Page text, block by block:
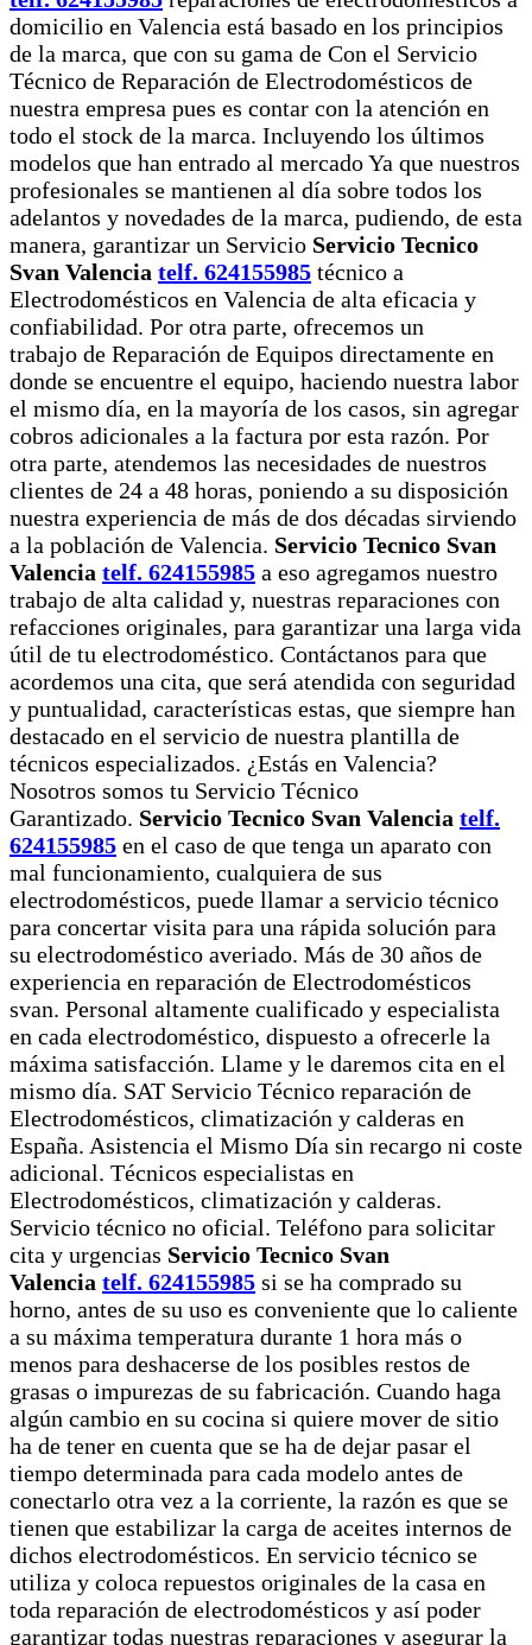
domicilio en Valencia está basado en los principios
de la marca, que con su gama de Con el Servicio
Técnico de Reparación de Electrodomésticos de
nuestra empresa pues es contar con la atención en
todo el stock de la marca. Incluyendo los últimos
modelos que han entrado al mercado Ya que nuestros
profesionales se mantienen al día sobre todos los
adelantos y novedades de la marca, pudiendo, de esta
manera, garantizar un Servicio Servicio Tecnico
Svan Valencia telf. 624155985 técnico a
Electrodomésticos en Valencia de alta eficacia y
confiabilidad. Por otra parte, ofrecemos un
trabajo de Reparación de Equipos directamente en
donde se encuentre el equipo, haciendo nuestra labor
el mismo día, en la mayoría de los casos, sin agregar
cobros adicionales a la factura por esta razón. Por
otra parte, atendemos las necesidades de nuestros
clientes de 24 a 48 horas, poniendo a su disposición
nuestra experiencia de más de dos décadas sirviendo
a la población de Valencia. Servicio Tecnico Svan
Valencia telf. 624155985 a eso agregamos nuestro
trabajo de alta calidad y, nuestras reparaciones con
refacciones originales, para garantizar una larga vida
útil de tu electrodoméstico. Contáctanos para que
acordemos una cita, que será atendida con seguridad
y puntualidad, características estas, que siempre han
destacado en el servicio de nuestra plantilla de
técnicos especializados. ¿Estás en Valencia?
Nosotros somos tu Servicio Técnico
Garantizado. Servicio Tecnico Svan Valencia telf.
624155985 en el caso de que tenga un aparato con
mal funcionamiento, cualquiera de sus
electrodomésticos, puede llamar a servicio técnico
para concertar visita para una rápida solución para
su electrodoméstico averiado. Más de 30 años de
experiencia en reparación de Electrodomésticos
svan. Personal altamente cualificado y especialista
en cada electrodoméstico, dispuesto a ofrecerle la
máxima satisfacción. Llame y le daremos cita en el
mismo día. SAT Servicio Técnico reparación de
Electrodomésticos, climatización y calderas en
España. Asistencia el Mismo Día sin recargo ni coste
adicional. Técnicos especialistas en
Electrodomésticos, climatización y calderas.
Servicio técnico no oficial. Teléfono para solicitar
cita y urgencias Servicio Tecnico Svan
Valencia telf. 624155985 si se ha comprado su
horno, antes de su uso es conveniente que lo caliente
a su máxima temperatura durante 1 hora más o
menos para deshacerse de los posibles restos de
grasas o impurezas de su fabricación. Cuando haga
algún cambio en su cocina si quiere mover de sitio
ha de tener en cuenta que se ha de dejar pasar el
tiempo determinada para cada modelo antes de
conectarlo otra vez a la corriente, la razón es que se
tienen que estabilizar la carga de aceites internos de
dichos electrodomésticos. En servicio técnico se
utiliza y coloca repuestos originales de la casa en
toda reparación de electrodomésticos y así poder
garantizar todas nuestras reparaciones y asegurar la